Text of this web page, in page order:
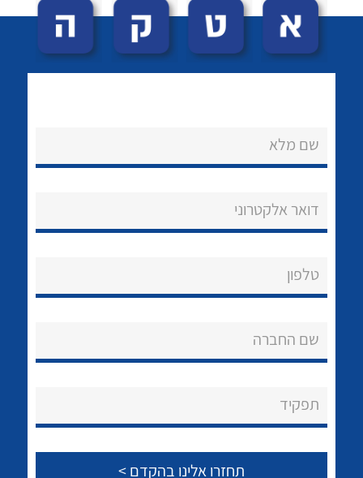
הצוות שלנו
שירותי תמיכה
לכל מוצרי היצרן לכל מוצרי היצרן
שם מלא
דואר אלקטרוני
טלפון
שם החברה
תפקיד